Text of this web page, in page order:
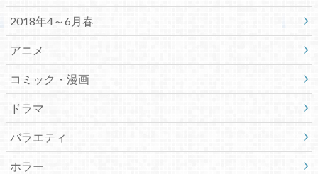
2018年4～6月春
アニメ
コミック・漫画
ドラマ
バラエティ
ホラー